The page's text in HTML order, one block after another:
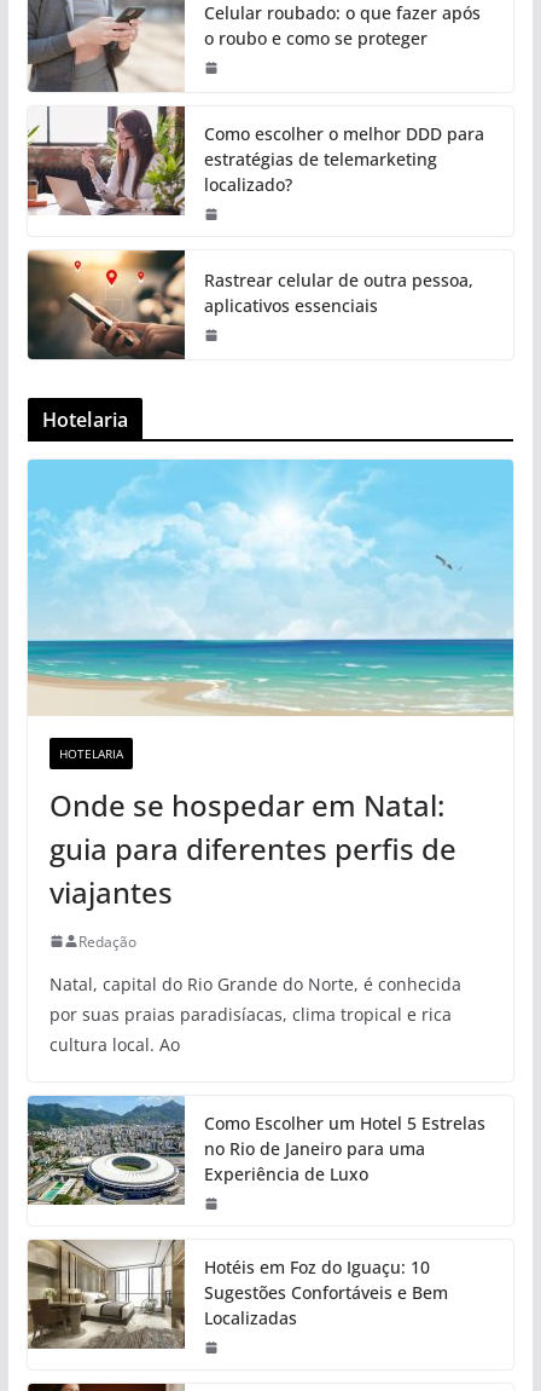
Celular roubado: o que fazer após
o roubo e como se proteger
Como escolher o melhor DDD para
estratégias de telemarketing
localizado?
Rastrear celular de outra pessoa,
aplicativos essenciais
Hotelaria
HOTELARIA
Onde se hospedar em Natal:
guia para diferentes perfis de
viajantes
Redação
Natal, capital do Rio Grande do Norte, é conhecida
por suas praias paradisíacas, clima tropical e rica
cultura local. Ao
Como Escolher um Hotel 5 Estrelas
no Rio de Janeiro para uma
Experiência de Luxo
Hotéis em Foz do Iguaçu: 10
Sugestões Confortáveis e Bem
Localizadas